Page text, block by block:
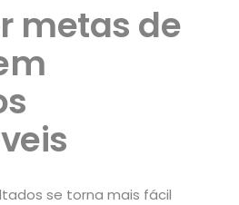
metas de
se torna mais fácil